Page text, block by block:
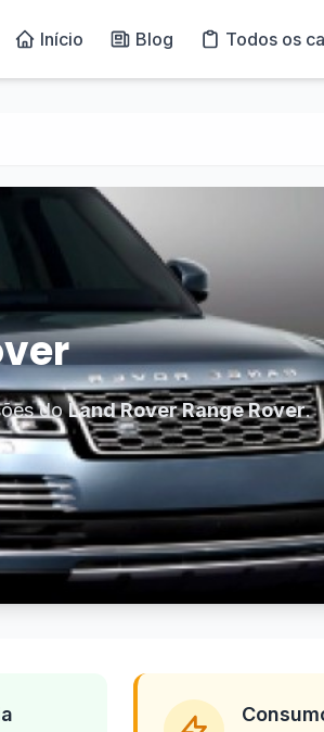
Início Blog Todos os
doLand Rover Range Rover.